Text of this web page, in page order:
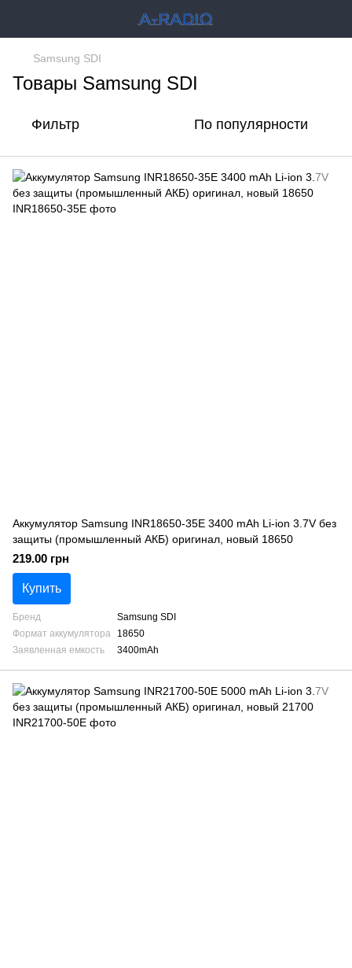
Samsung SDI
Товары Samsung SDI
Фильтр По популярности
Аккумулятор Samsung INR18650-35E 3400 mAh Li-ion 3.7V без
защиты (промышленный АКБ) оригинал, новый 18650
219.00 грн
Купить
Бренд
Samsung SDI
Формат аккумулятора
18650
Заявленная емкость
3400mAh